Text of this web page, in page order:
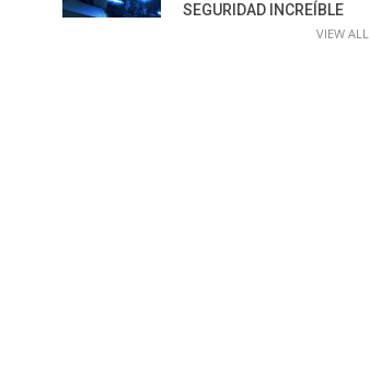
SEGURIDAD INCREÍBLE
VIEW ALL